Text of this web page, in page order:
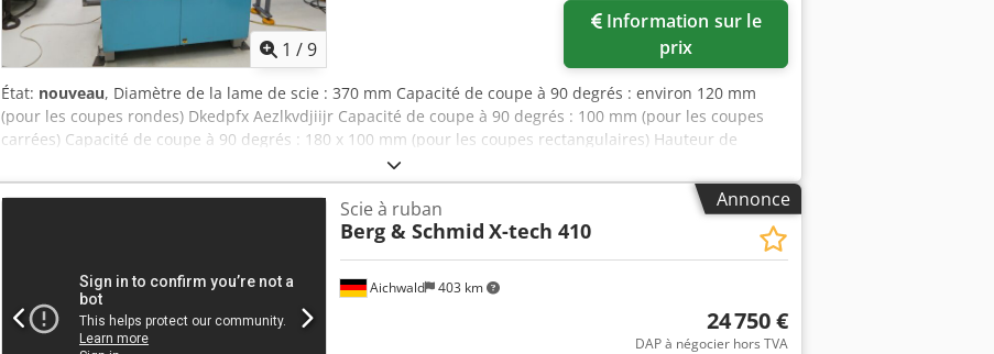
1 /9
Information sur le
prix
État: nouveau, Diamètre de la lame de scie : 370 mm Capacité de coupe à 90 degrés : environ 120 mm
(pour les coupes rondes) Dkedpfx Aezlkvdjiijr Capacité de coupe à 90 degrés : 100 mm (pour les coupes
carrées) Capacité de coupe à 90 degrés : 180 x 100 mm (pour les coupes rectangulaires) Hauteur de
travail : 925 mm Vitesses de rotation de la lame de scie : 17 - 70 tr/min Puissance totale requise : 3,0 kW
Encombrement : environ 1,8 x 1,1 x 2,0 m Scie à tronçonner à lame froide - Commande CNC - Système de
Annonce
Aichwald 403 km
Scie à ruban
Berg & Schmid X-tech 410
24 750 €
DAP à négocier hors TVA